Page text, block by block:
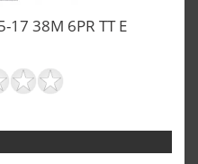
17 38M 6PR TT E